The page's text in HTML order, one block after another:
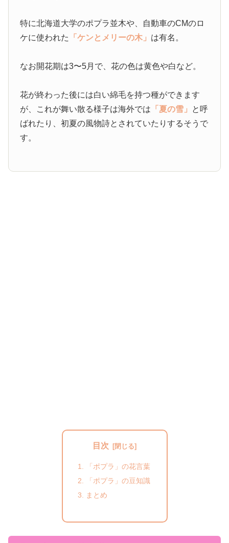
特に北海道大学のポプラ並木や、自動車のCMのロ
ケに使われた
「ケンとメリーの木」 は有名。
なお開花期は3〜5月で、花の色は黄色や白など。
花が終わった後には白い綿毛を持つ種ができます
が、これが舞い散る様子は海外では 「夏の雪」 と呼
ばれたり、初夏の風物詩とされていたりするそうで
す。
目次
「ポプラ」の花言葉
「ポプラ」の豆知識
まとめ